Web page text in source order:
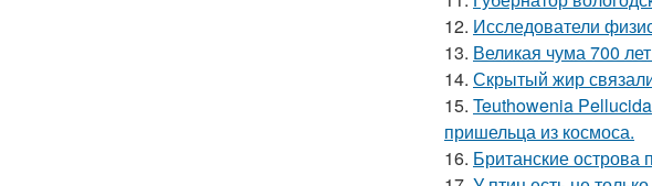
12. Исследователи
13. Великая чума 700
14. Скрытый жир
15. Teuthowenia
пришельца из космоса.
16. Британские